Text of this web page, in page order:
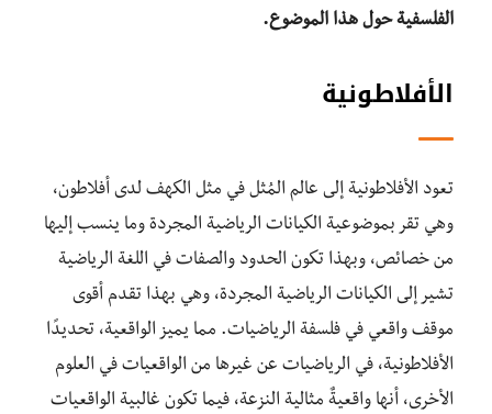
الفلسفية حول هذا الموضوع.
الأفلاطونية
تعود الأفلاطونية إلى عالم المُثل في مثل الكهف لدى أفلاطون،
وهي تقر بموضوعية الكيانات الرياضية المجردة وما ينسب إليها
من خصائص، وبهذا تكون الحدود والصفات في اللغة الرياضية
تشير إلى الكيانات الرياضية المجردة، وهي بهذا تقدم أقوى
موقف واقعي في فلسفة الرياضيات. مما يميز الواقعية، تحديدًا
الأفلاطونية، في الرياضيات عن غيرها من الواقعيات في العلوم
الأخرى، أنها واقعيةٌ مثالية النزعة، فيما تكون غالبية الواقعيات